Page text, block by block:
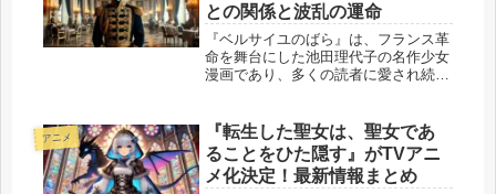
との関係と波乱の運命
『ベルサイユのばら』は、フランス革
命を舞台にした池田理代子の名作少女
漫画であり、多くの読者に愛され続け
ワネットに焦点が当てられがちです
が、作品の中には彼らを取り巻く魅力
的な...
アニメ
『転生した聖女は、聖女であ
ることをひた隠す』がTVアニ
メ化決定！最新情報まとめ